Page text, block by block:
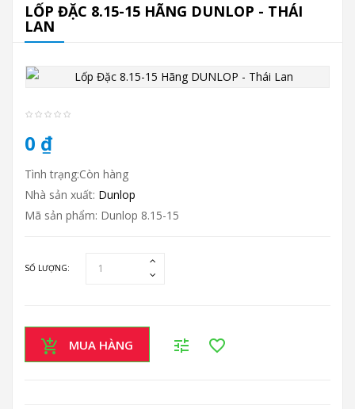
LỐP ĐẶC 8.15-15 HÃNG DUNLOP - THÁI
LAN
0 ₫
Tình trạng:Còn hàng
Nhà sản xuất: Dunlop
Mã sản phẩm: Dunlop 8.15-15
SỐ LƯỢNG:
MUA HÀNG